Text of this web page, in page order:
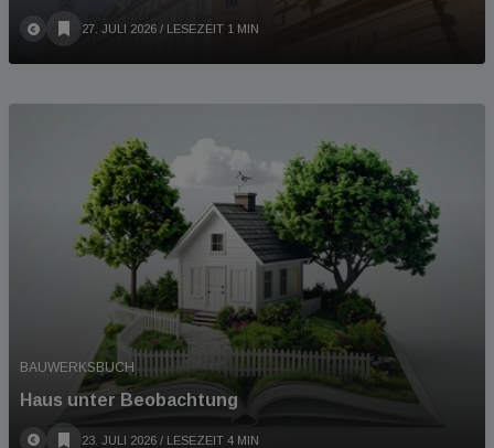
27. JULI 2026 / LESEZEIT 1 MIN
BAUWERKSBUCH
Haus unter Beobachtung
23. JULI 2026 / LESEZEIT 4 MIN